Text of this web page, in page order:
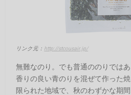
リンク元： http://stcousair.jp/
無難なのり。でも普通ののりではあ
香りの良い青のりを混ぜて作った焼
限られた地域で、秋のわずかな期